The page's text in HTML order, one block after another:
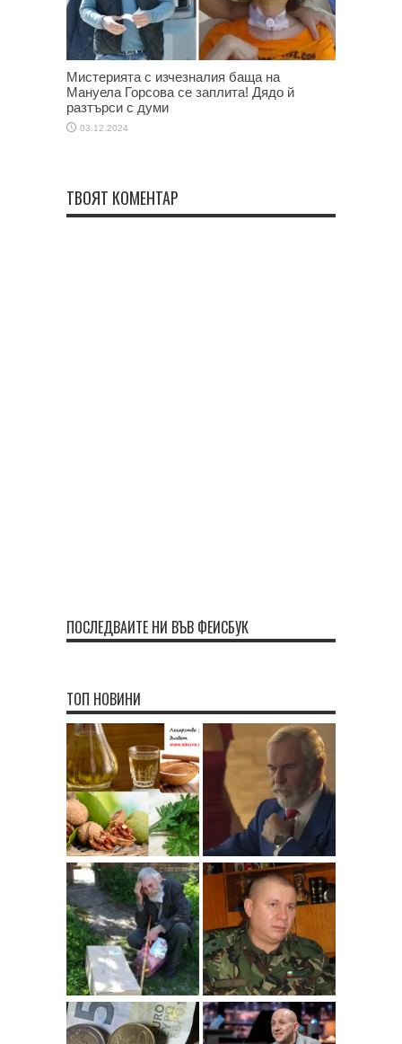
Мистерията с изчезналия баща на
Мануела Горсова се заплита! Дядо й
разтърси с думи
03.12.2024
ТВОЯТ КОМЕНТАР
ПОСЛЕДВАЙТЕ НИ ВЪВ ФЕЙСБУК
ТОП НОВИНИ